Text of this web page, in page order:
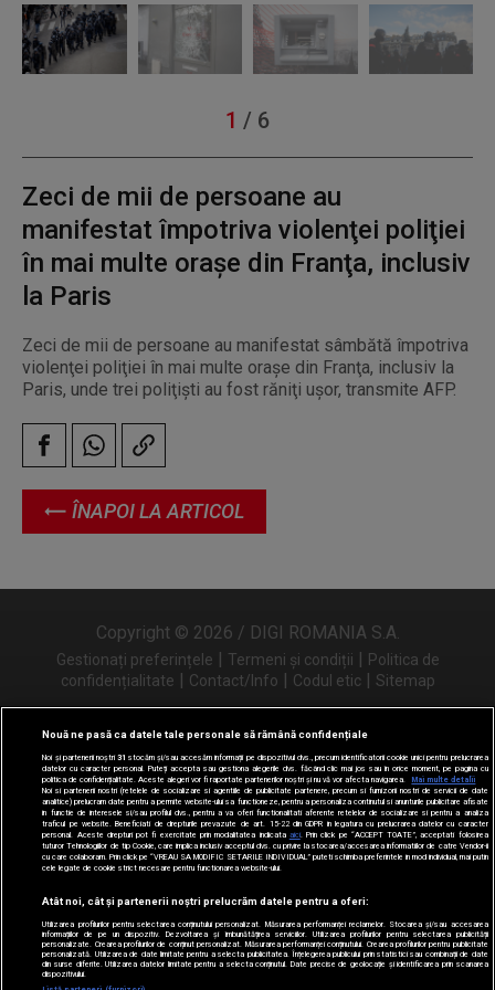
ÎNAPOI LA ARTICOL
1 / 6
Zeci de mii de persoane au
manifestat împotriva violenţei poliţiei
în mai multe oraşe din Franţa, inclusiv
la Paris
Zeci de mii de persoane au manifestat sâmbătă împotriva
violenţei poliţiei în mai multe oraşe din Franţa, inclusiv la
Paris, unde trei poliţişti au fost răniţi uşor, transmite AFP.
Copyright © 2026 / DIGI ROMANIA S.A.
Gestionați preferințele | Termeni și condiții | Politica de
confidențialitate | Contact/Info | Codul etic | Sitemap
Urmărește-ne și pe
Nouă ne pasă ca datele tale personale să rămână confidențiale
Noi și partenerii noștri31 stocăm și/sau accesăm informații pe dispozitivul dvs., precum identificatorii cookie unici pentru prelucrarea
datelor cu caracter personal. Puteți accepta sau gestiona alegerile dvs. făcând clic mai jos sau în orice moment, pe pagina cu
politica de confidențialitate. Aceste alegeri vor fi raportate partenerilor noștri și nu vă vor afecta navigarea.
Mai multe detalii
Noi si partenerii nostri (retelele de socializare si agentiile de publicitate partenere, precum si furnizorii nostri de servicii de date
analitice) prelucram date pentru a permite website-ului sa functioneze, pentru a personaliza continutul si anunturile publicitare afisate
in functie de interesele si/sau profilul dvs., pentru a va oferi functionalitati aferente retelelor de socializare si pentru a analiza
traficul pe website. Beneficiati de drepturile prevazute de art. 15-22 din GDPR in legatura cu prelucrarea datelor cu caracter
personal. Aceste drepturi pot fi exercitate prin modalitatea indicata aici. Prin click pe “ACCEPT TOATE”, acceptati folosirea
tuturor Tehnologiilor de tip Cookie, care implica inclusiv acceptul dvs. cu privire la stocarea/accesarea informatiilor de catre Vendor-ii
cu care colaboram. Prin click pe “VREAU SA MODIFIC SETARILE INDIVIDUAL” puteti schimba preferintele in mod individual, mai putin
cele legate de cookie strict necesare pentru functionarea website-ului.
Atât noi, cât și partenerii noștri prelucrăm datele pentru a oferi:
Utilizarea profilurilor pentru selectarea conținutului personalizat. Măsurarea performanței reclamelor. Stocarea și/sau accesarea
informațiilor de pe un dispozitiv. Dezvoltarea și îmbunătățirea serviciilor. Utilizarea profilurilor pentru selectarea publicității
personalizate. Crearea profilurilor de conținut personalizat. Măsurarea performanței conținutului. Crearea profilurilor pentru publicitate
personalizată. Utilizarea de date limitate pentru a selecta publicitatea. Înțelegerea publicului prin statistici sau combinații de date
din surse diferite. Utilizarea datelor limitate pentru a selecta conținutul. Date precise de geolocație și identificarea prin scanarea
dispozitivului.